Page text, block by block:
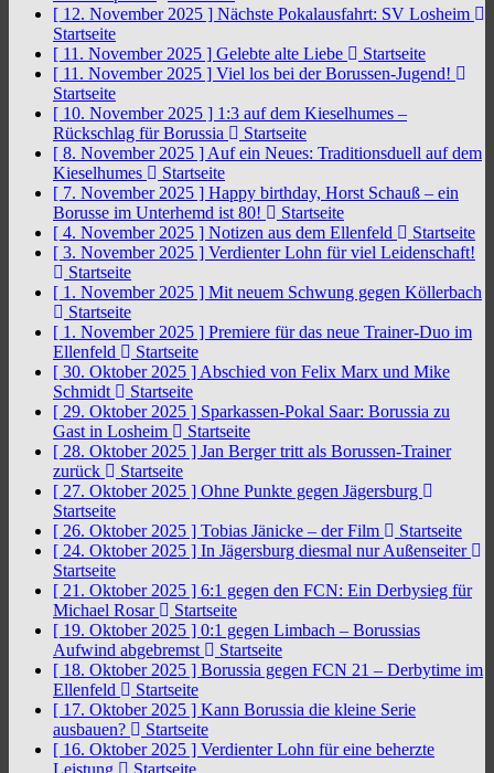
[ 12. November 2025 ] Nächste Pokalausfahrt: SV Losheim
Startseite
[ 11. November 2025 ] Gelebte alte Liebe
Startseite
[ 11. November 2025 ] Viel los bei der Borussen-Jugend!
Startseite
[ 10. November 2025 ] 1:3 auf dem Kieselhumes –
Rückschlag für Borussia
Startseite
[ 8. November 2025 ] Auf ein Neues: Traditionsduell auf dem
Kieselhumes
Startseite
[ 7. November 2025 ] Happy birthday, Horst Schauß – ein
Borusse im Unterhemd ist 80!
Startseite
[ 4. November 2025 ] Notizen aus dem Ellenfeld
Startseite
[ 3. November 2025 ] Verdienter Lohn für viel Leidenschaft!
Startseite
[ 1. November 2025 ] Mit neuem Schwung gegen Köllerbach
Startseite
[ 1. November 2025 ] Premiere für das neue Trainer-Duo im
Ellenfeld
Startseite
[ 30. Oktober 2025 ] Abschied von Felix Marx und Mike
Schmidt
Startseite
[ 29. Oktober 2025 ] Sparkassen-Pokal Saar: Borussia zu
Gast in Losheim
Startseite
[ 28. Oktober 2025 ] Jan Berger tritt als Borussen-Trainer
zurück
Startseite
[ 27. Oktober 2025 ] Ohne Punkte gegen Jägersburg
Startseite
[ 26. Oktober 2025 ] Tobias Jänicke – der Film
Startseite
[ 24. Oktober 2025 ] In Jägersburg diesmal nur Außenseiter
Startseite
[ 21. Oktober 2025 ] 6:1 gegen den FCN: Ein Derbysieg für
Michael Rosar
Startseite
[ 19. Oktober 2025 ] 0:1 gegen Limbach – Borussias
Aufwind abgebremst
Startseite
[ 18. Oktober 2025 ] Borussia gegen FCN 21 – Derbytime im
Ellenfeld
Startseite
[ 17. Oktober 2025 ] Kann Borussia die kleine Serie
ausbauen?
Startseite
[ 16. Oktober 2025 ] Verdienter Lohn für eine beherzte
Leistung
Startseite